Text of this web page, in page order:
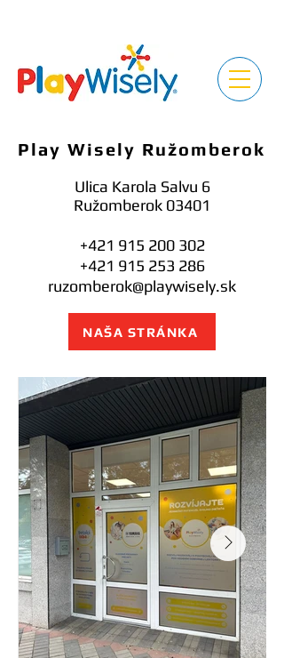
Play Wisely Ružomberok
Ulica Karola Salvu 6
Ružomberok 03401
+421 915 200 302
+421 915 253 286
ruzomberok@playwisely.sk
NAŠA STRÁNKA